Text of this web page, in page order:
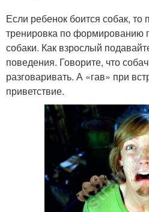
Если ребенок боится собак, то
тренировка по формированию
собаки. Как взрослый
поведения. Говорите, что
разговаривать. А «гав» при
приветствие.